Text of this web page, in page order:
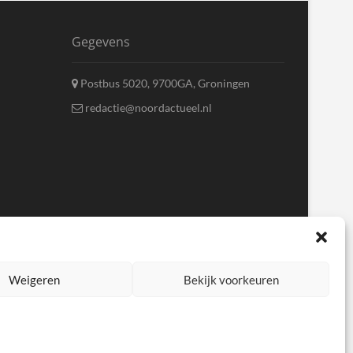
Weigeren Bekijk voorkeuren
Gegevens
Postbus 5020, 9700GA, Groningen
redactie@noordactueel.nl